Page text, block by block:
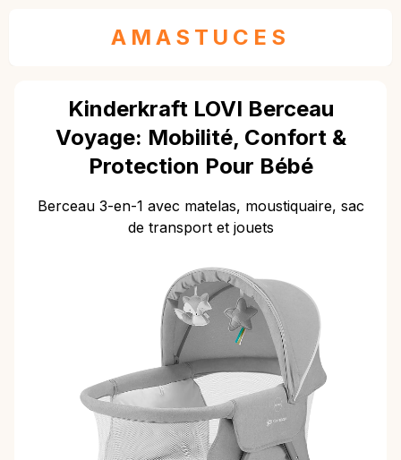
AMASTUCES
Kinderkraft LOVI Berceau
Voyage: Mobilité, Confort &
Protection Pour Bébé
Berceau 3-en-1 avec matelas, moustiquaire, sac
de transport et jouets